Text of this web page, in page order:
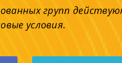
групп
условия.